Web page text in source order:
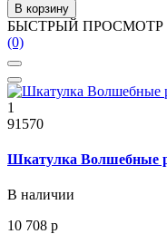
В корзину
БЫСТРЫЙ ПРОСМОТР
(0)
1
91570
Шкатулка Волшебные
В наличии
10 708 р